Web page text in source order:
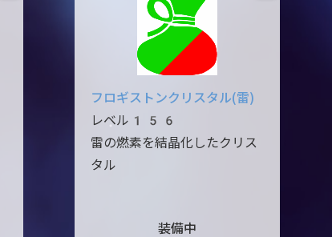
フロギストンクリスタル(雷)
レベル156
雷の燃素を結晶化したクリス
タル
装備中